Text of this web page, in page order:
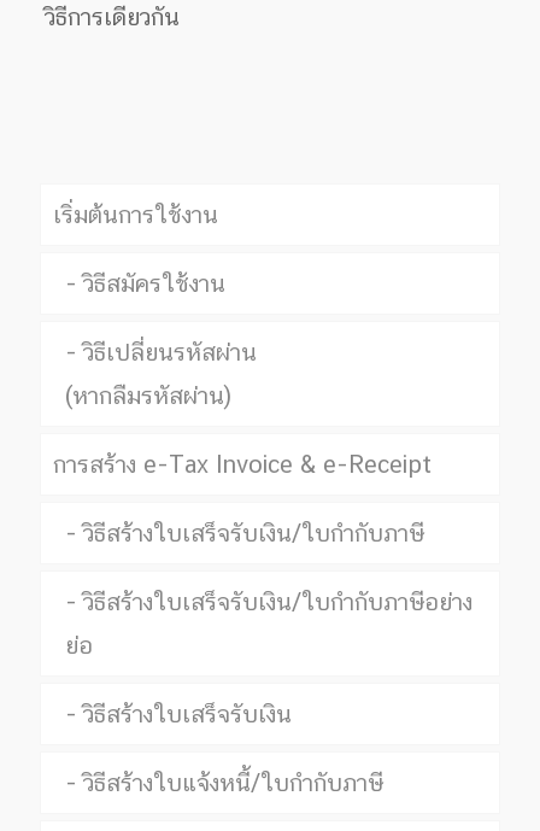
วิธีการเดียวกัน
เริ่มต้นการใช้งาน
วิธีสมัครใช้งาน
วิธีเปลี่ยนรหัสผ่าน
(หากลืมรหัสผ่าน)
การสร้าง e-Tax Invoice & e-Receipt
วิธีสร้างใบเสร็จรับเงิน/ใบกำกับภาษี
วิธีสร้างใบเสร็จรับเงิน/ใบกำกับภาษีอย่าง
ย่อ
วิธีสร้างใบเสร็จรับเงิน
วิธีสร้างใบแจ้งหนี้/ใบกำกับภาษี